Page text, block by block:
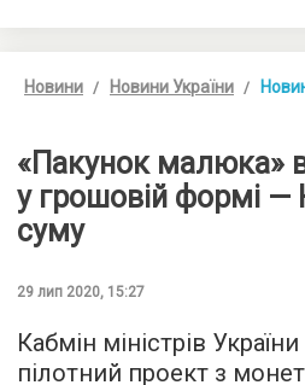
Новини Новини України
«Пакунок малюка»
у грошовій формі —
суму
29 лип 2020, 15:27
Кабмін міністрів
пілотний проект з